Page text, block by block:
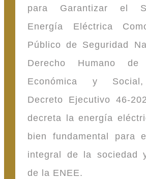
para Garantizar el
Energía Eléctrica
Público de Seguridad
Derecho Humano de
Económica y
Decreto Ejecutivo 46-
decreta la energía
bien fundamental para
integral de la sociedad
de la ENEE.